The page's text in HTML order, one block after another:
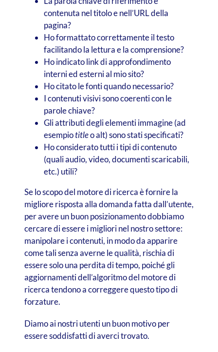
contenuta nel titolo e nell’URL della
pagina?
Ho formattato correttamente il testo
facilitando la lettura e la comprensione?
Ho indicato link di approfondimento
interni ed esterni al mio sito?
Ho citato le fonti quando necessario?
I contenuti visivi sono coerenti con le
parole chiave?
Gli attributi degli elementi immagine (ad
esempiotitleo alt) sono stati specificati?
Ho considerato tutti i tipi di contenuto
(quali audio, video, documenti scaricabili,
etc.) utili?
Se lo scopo del motore di ricerca è fornire la
migliore risposta alla domanda fatta dall’utente,
per avere un buon posizionamento dobbiamo
cercare di essere i migliori nel nostro settore:
manipolare i contenuti, in modo da apparire
come tali senza averne le qualità, rischia di
essere solo una perdita di tempo, poiché gli
aggiornamenti dell’algoritmo del motore di
ricerca tendono a correggere questo tipo di
forzature.
Diamo ai nostri utenti un buon motivo per
essere soddisfatti di averci trovato.